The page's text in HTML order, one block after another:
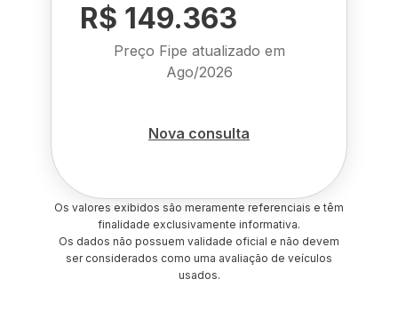
R$ 149.363
Preço Fipe atualizado em
Ago/2026
Nova consulta
Os valores exibidos são meramente referenciais e têm
finalidade exclusivamente informativa.
Os dados não possuem validade oficial e não devem
ser considerados como uma avaliação de veículos
usados.